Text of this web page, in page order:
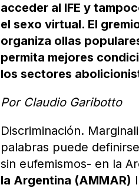
acceder al IFE y
el sexo virtual. El
organiza ollas
permita mejores
los sectores
Por Claudio Garibotto
Discriminación.
palabras puede
sin eufemismos- en la
la Argentina (AMMAR)